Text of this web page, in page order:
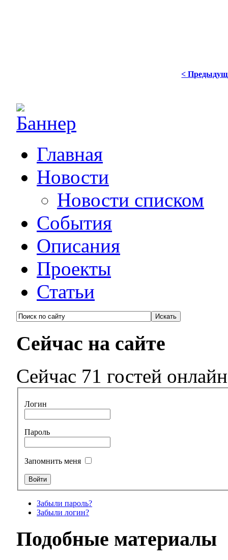
<
Главная
Новости
Новости списком
События
Описания
Проекты
Статьи
Сейчас на сайте
Сейчас 71 гостей онлайн
Логин
Пароль
Запомнить меня
Забыли пароль?
Забыли логин?
Подобные материалы